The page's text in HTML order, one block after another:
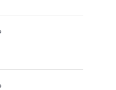
s
,
s
o
o
o